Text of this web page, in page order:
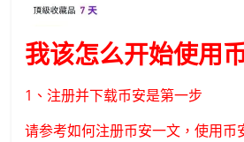
我该怎么开始使用
1、注册并下载币安是第一步
请参考如何注册币安一文，使用